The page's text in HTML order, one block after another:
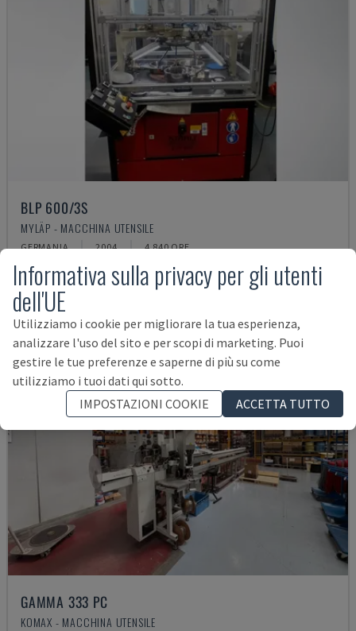
BLP 600/3S
MYLÄP - MACCHINA UTENSILE
GERMANIA 2004 4.840 ORE
11.000 €
GAMMA 333 PC
KOMAX - MACCHINA UTENSILE
Informativa sulla privacy per gli utenti
dell'UE
Utilizziamo i cookie per migliorare la tua esperienza,
analizzare l'uso del sito e per scopi di marketing. Puoi
gestire le tue preferenze e saperne di più su come
utilizziamo i tuoi dati qui sotto.
IMPOSTAZIONI COOKIE
ACCETTA TUTTO